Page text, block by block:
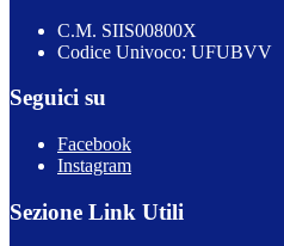
C.M. SIIS00800X
Codice Univoco: UFUBVV
Seguici su
Facebook
Instagram
Sezione Link Utili